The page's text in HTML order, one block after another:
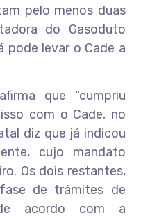
pelo menos duas
do Gasoduto
pode levar o Cade a
que “cumpriu
com o Cade, no
diz que já indicou
cujo mandato
Os dois restantes,
de trâmites de
acordo com a